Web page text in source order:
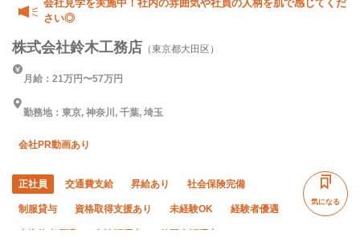
会社見学を実施中！社内の雰囲気や社員の人柄を肌で感じてくだ
さい◎
株式会社鈴木工務店 （東京都大田区）
月給：21万円〜57万円
勤務地：東京, 神奈川, 千葉, 埼玉
会社PR動画あり
正社員 交通費支給 昇給あり 社会保険完備
制服貸与 資格取得支援あり 未経験OK 経験者優遇
有資格者優遇 女性活躍中 外国人活躍中
気になる